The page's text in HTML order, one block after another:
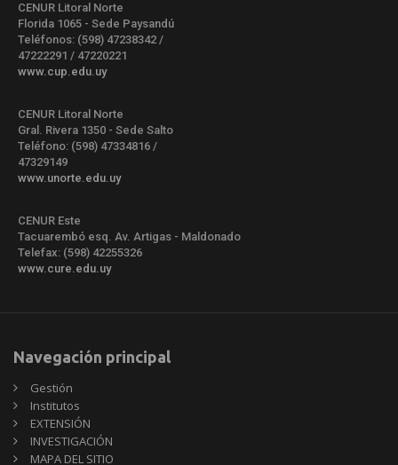
CENUR Litoral Norte
Florida 1065 - Sede Paysandú
Teléfonos: (598) 47238342 /
47222291 / 47220221
www.cup.edu.uy
CENUR Litoral Norte
Gral. Rivera 1350 - Sede Salto
Teléfono: (598) 47334816 /
47329149
www.unorte.edu.uy
CENUR Este
Tacuarembó esq. Av. Artigas - Maldonado
Telefax: (598) 42255326
www.cure.edu.uy
Navegación principal
Gestión
Institutos
EXTENSIÓN
INVESTIGACIÓN
MAPA DEL SITIO